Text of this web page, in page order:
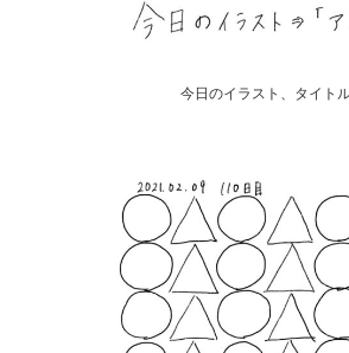
今日のイラスト、タイト